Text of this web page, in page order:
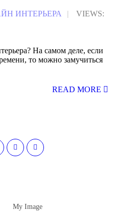
ИНТЕРЬЕРА |
VIEWS:
На самом деле, если
то можно замучиться
READ MORE
зависят от пространства, которое Вас
считаю помощь людям и принесение